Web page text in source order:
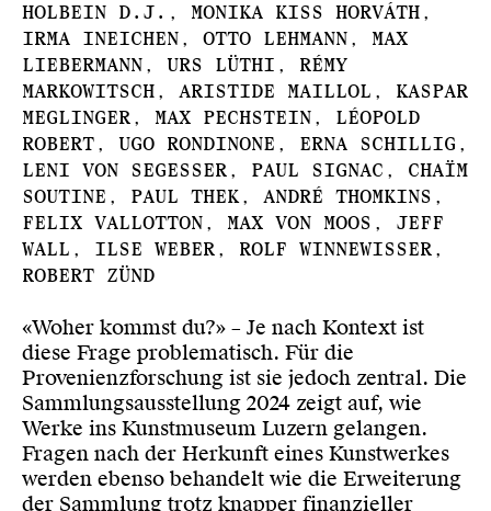
Holbein d.J., Monika Kiss Horváth,
Irma Ineichen, Otto Lehmann, Max
Liebermann, Urs Lüthi, Rémy
Markowitsch, Aristide Maillol, Kaspar
Meglinger, Max Pechstein, Léopold
Robert, Ugo Rondinone, Erna Schillig,
Leni von Segesser, Paul Signac, Chaïm
Soutine, Paul Thek, André Thomkins,
Felix Vallotton, Max von Moos, Jeff
Wall, Ilse Weber, Rolf Winnewisser,
Robert Zünd
«Woher kommst du?» – Je nach Kontext ist
diese Frage problematisch. Für die
Provenienzforschung ist sie jedoch zentral. Die
Sammlungsausstellung 2024 zeigt auf, wie
Werke ins Kunstmuseum Luzern gelangen.
Fragen nach der Herkunft eines Kunstwerkes
werden ebenso behandelt wie die Erweiterung
der Sammlung trotz knapper finanzieller